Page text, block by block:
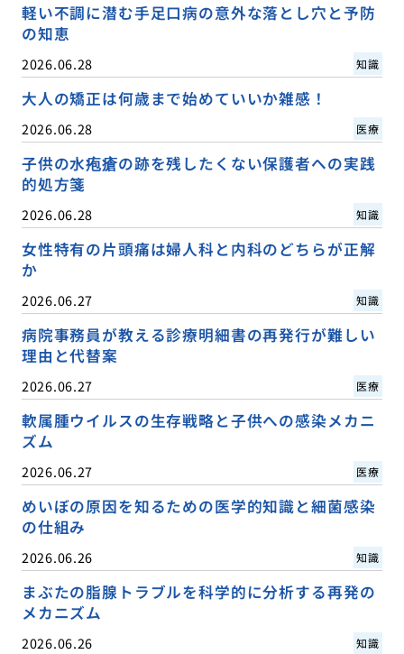
軽い不調に潜む手足口病の意外な落とし穴と予防
の知恵
2026.06.28 知識
大人の矯正は何歳まで始めていいか雑感！
2026.06.28 医療
子供の水疱瘡の跡を残したくない保護者への実践
的処方箋
2026.06.28 知識
女性特有の片頭痛は婦人科と内科のどちらが正解
か
2026.06.27 知識
病院事務員が教える診療明細書の再発行が難しい
理由と代替案
2026.06.27 医療
軟属腫ウイルスの生存戦略と子供への感染メカニ
ズム
2026.06.27 医療
めいぼの原因を知るための医学的知識と細菌感染
の仕組み
2026.06.26 知識
まぶたの脂腺トラブルを科学的に分析する再発の
メカニズム
2026.06.26 知識